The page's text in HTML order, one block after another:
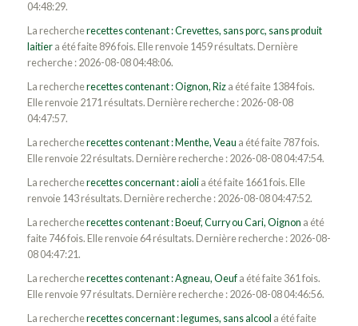
04:48:29.
La rechercherecettes contenant : Crevettes, sans porc, sans produit
laitiera été faite 896 fois. Elle renvoie 1459 résultats. Dernière
recherche : 2026-08-08 04:48:06.
La rechercherecettes contenant : Oignon, Riza été faite 1384 fois.
Elle renvoie 2171 résultats. Dernière recherche : 2026-08-08
04:47:57.
La rechercherecettes contenant : Menthe, Veau a été faite 787 fois.
Elle renvoie 22 résultats. Dernière recherche : 2026-08-08 04:47:54.
La rechercherecettes concernant : aiolia été faite 1661 fois. Elle
renvoie 143 résultats. Dernière recherche : 2026-08-08 04:47:52.
La rechercherecettes contenant : Boeuf, Curry ou Cari, Oignon a été
faite 746 fois. Elle renvoie 64 résultats. Dernière recherche : 2026-08-
08 04:47:21.
La rechercherecettes contenant : Agneau, Oeufa été faite 361 fois.
Elle renvoie 97 résultats. Dernière recherche : 2026-08-08 04:46:56.
La rechercherecettes concernant : legumes, sans alcool a été faite